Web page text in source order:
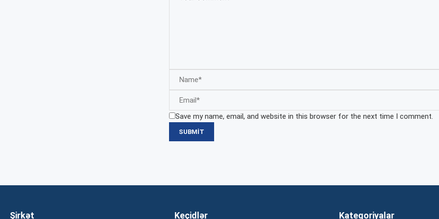
Save my name, email, and website in this browser for the next time I comment.
Şirkət Keçidlər Kateqoriyalar